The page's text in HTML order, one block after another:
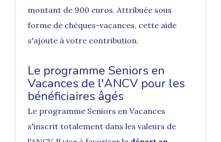
montant de 900 euros. Attribuée sous
forme de chèques-vacances, cette aide
s'ajoute à votre contribution.
Le programme Seniors en
Vacances de l'ANCV pour les
bénéficiaires âgés
Le programme Seniors en Vacances
s'inscrit totalement dans les valeurs de